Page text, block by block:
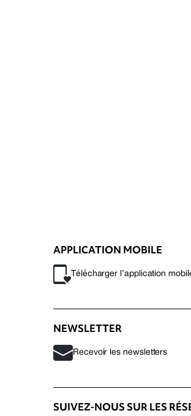
APPLICATION MOBILE
Télécharger l’application
NEWSLETTER
Recevoir les newsletters
SUIVEZ-NOUS SUR LES